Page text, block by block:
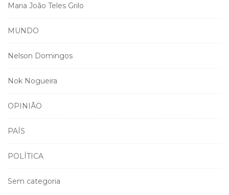
Maria João Teles Grilo
MUNDO
Nelson Domingos
Nok Nogueira
OPINIÃO
PAÍS
POLÍTICA
Sem categoria